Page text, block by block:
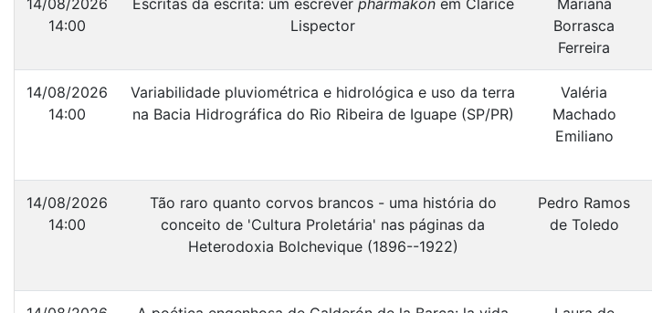
14/08/2026
14:00
Escritas da escrita: um escrever phármakonem Clarice
Lispector
Mariana
Borrasca
Ferreira
14/08/2026
14:00
Variabilidade pluviométrica e hidrológica e uso da terra
na Bacia Hidrográfica do Rio Ribeira de Iguape (SP/PR)
Valéria
Machado
Emiliano
14/08/2026
14:00
Tão raro quanto corvos brancos - uma história do
conceito de 'Cultura Proletária' nas páginas da
Heterodoxia Bolchevique (1896--1922)
Pedro Ramos
de Toledo